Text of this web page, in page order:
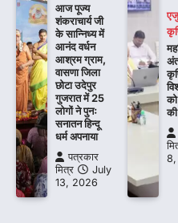
आज पूज्य
शंकराचार्य जी
के सान्निध्य में
आनंद वर्धन
आश्रम ग्राम,
वासणा जिला
छोटा उदेपुर
गुजरात में 25
लोगों ने पुनः
सनातन हिन्दू
धर्म अपनाया
पत्रकार
मित्र
July
13, 2026